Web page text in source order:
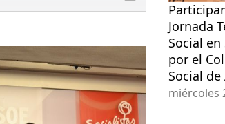
Jornada
Social
por el
Social
miércoles